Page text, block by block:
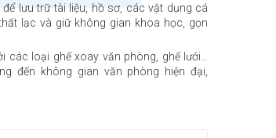
lưu trữ tài liệu, hồ sơ, các vật dụng cá
lạc và giữ không gian khoa học, gọn
các loại ghế xoay văn phòng, ghế lưới…
đến không gian văn phòng hiện đại,